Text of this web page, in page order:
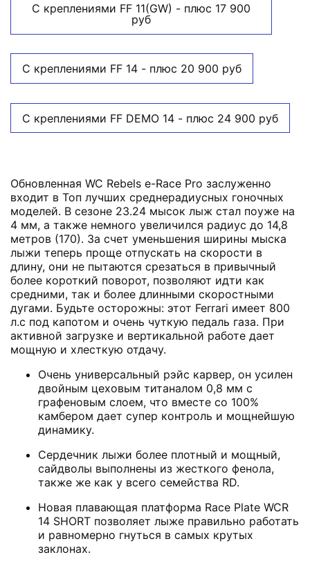
С креплениями FF 11(GW) - плюс 17 900
руб
С креплениями FF 14 - плюс 20 900 руб
С креплениями FF DEMO 14 - плюс 24 900 руб
Обновленная WC Rebels e-Race Pro заслуженно
входит в Топ лучших среднерадиусных гоночных
моделей. В сезоне 23.24 мысок лыж стал поуже на
4 мм, а также немного увеличился радиус до 14,8
метров (170). За счет уменьшения ширины мыска
лыжи теперь проще отпускать на скорости в
длину, они не пытаются срезаться в привычный
более короткий поворот, позволяют идти как
средними, так и более длинными скоростными
дугами. Будьте осторожны: этот Ferrari имеет 800
л.с под капотом и очень чуткую педаль газа. При
активной загрузке и вертикальной работе дает
мощную и хлесткую отдачу.
Очень универсальный рэйс карвер, он усилен
двойным цеховым титаналом 0,8 мм с
графеновым слоем, что вместе со 100%
камбером дает супер контроль и мощнейшую
динамику.
Сердечник лыжи более плотный и мощный,
сайдволы выполнены из жесткого фенола,
также же как у всего семейства RD.
Новая плавающая платформа Race Plate WCR
14 SHORT позволяет лыже правильно работать
и равномерно гнуться в самых крутых
заклонах.